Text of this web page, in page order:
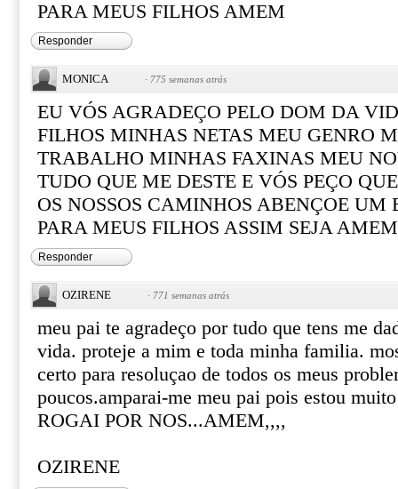
PARA MEUS FILHOS AMEM
Responder
MONICA · 775 semanas atrás
EU VÓS AGRADEÇO PELO DOM DA
FILHOS MINHAS NETAS MEU GENRO
TRABALHO MINHAS FAXINAS MEU
TUDO QUE ME DESTE E VÓS PEÇO
OS NOSSOS CAMINHOS ABENÇOE
PARA MEUS FILHOS ASSIM SEJA AMEM
Responder
OZIRENE · 771 semanas atrás
meu pai te agradeço por tudo que tens me
vida. proteje a mim e toda minha familia.
certo para resoluçao de todos os meus
poucos.amparai-me meu pai pois estou
ROGAI POR NOS...AMEM,,,,
OZIRENE